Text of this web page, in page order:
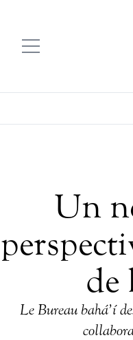
Un
de
Le Bureau bahá’í